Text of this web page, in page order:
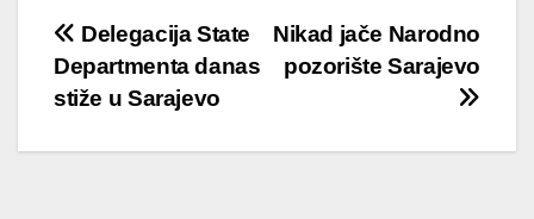
Post
navigation
Nikad jače Narodno
pozorište Sarajevo
Delegacija State
Departmenta danas
stiže u Sarajevo